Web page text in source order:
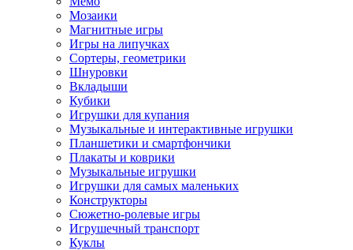
Мозаики
Магнитные игры
Игры на липучках
Сортеры, геометрики
Шнуровки
Вкладыши
Кубики
Игрушки для купания
Музыкальные и интерактивные игрушки
Планшетики и смартфончики
Плакаты и коврики
Музыкальные игрушки
Игрушки для самых маленьких
Конструкторы
Сюжетно-ролевые игры
Игрушечный транспорт
Куклы